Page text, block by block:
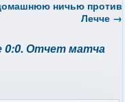
ничью против
Лечче →
0:0. Отчет матча